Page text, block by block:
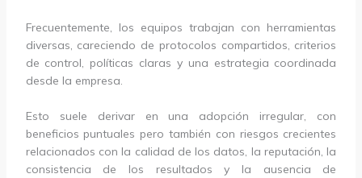
Frecuentemente, los equipos trabajan con herramientas
diversas, careciendo de protocolos compartidos, criterios
de control, políticas claras y una estrategia coordinada
desde la empresa.
Esto suele derivar en una adopción irregular, con
beneficios puntuales pero también con riesgos crecientes
relacionados con la calidad de los datos, la reputación, la
consistencia de los resultados y la ausencia de